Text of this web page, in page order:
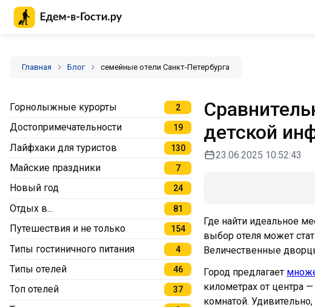
Главная Блог семейные отели Санкт-Петербурга
детской
23.06.2025 10:52:43
Где найти идеальное
выбор отеля может
Величественные
Город предлагает
километрах от центра
комнатой.
Горнолыжные курорты 2
Достопримечательности 19
Лайфхаки для туристов 130
Майские праздники 7
Новый год 24
Отдых в... 81
Путешествия и не только 154
Типы гостиничного питания 4
Типы отелей 46
Топ отелей 37